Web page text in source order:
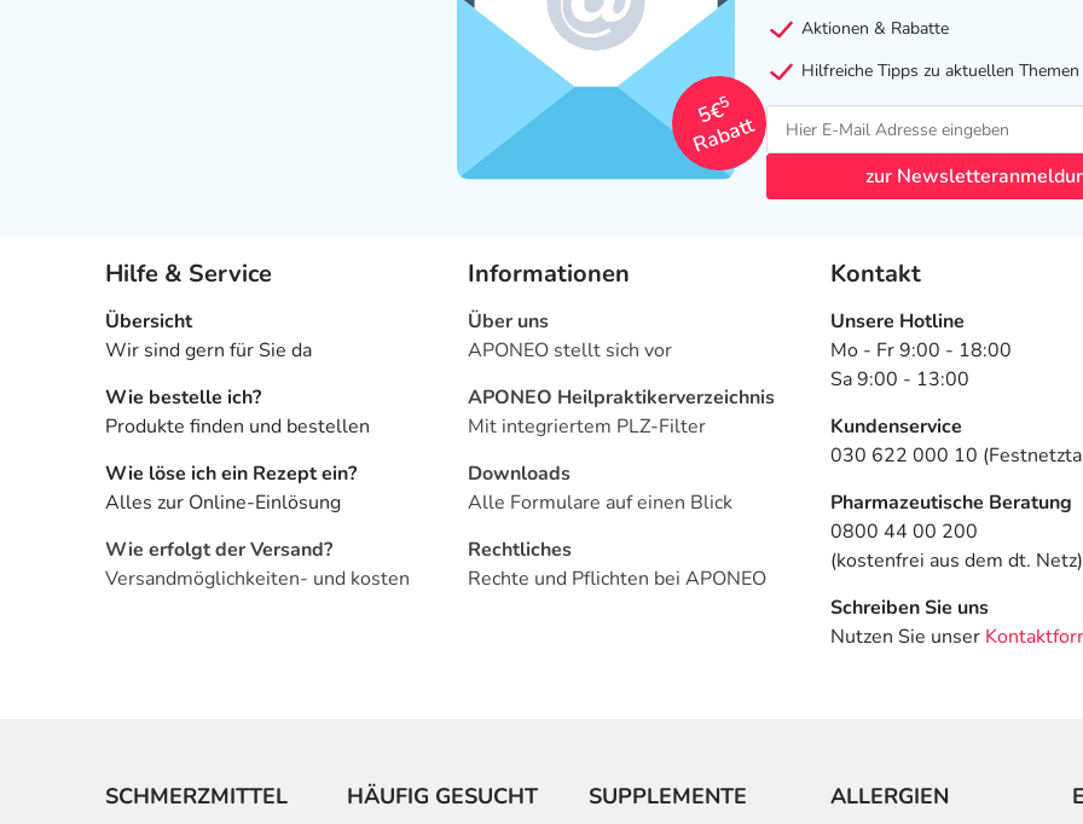
5€
5
Rabatt
Aktionen & Rabatte
Hilfreiche Tipps zu aktuellen Themen
zur
Hilfe & Service
Übersicht
Wir sind gern für Sie da
Wie bestelle ich?
Produkte finden und bestellen
Wie löse ich ein Rezept ein?
Alles zur Online-Einlösung
Wie erfolgt der Versand?
Versandmöglichkeiten- und kosten
Informationen
Über uns
APONEO stellt sich vor
APONEO Heilpraktikerverzeichnis
Mit integriertem PLZ-Filter
Downloads
Alle Formulare auf einen Blick
Rechtliches
Rechte und Pflichten bei APONEO
Kontakt
Unsere Hotline
Mo - Fr 9:00 - 18:00
Sa 9:00 - 13:00
Kundenservice
030 622 000 10
Pharmazeutische Beratung
0800 44 00 200
(kostenfrei aus dem dt. Netz)
Schreiben Sie uns
Nutzen Sie unser
SCHMERZMITTEL HÄUFIG GESUCHT SUPPLEMENTE ALLERGIEN